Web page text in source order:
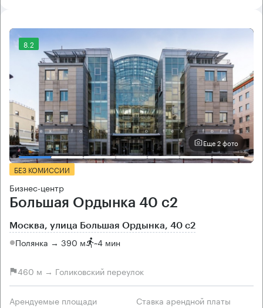
8.2
Еще 2 фото
БЕЗ КОМИССИИ
Бизнес-центр
Большая Ордынка 40 с2
Москва, улица Большая Ордынка, 40 с2
Полянка → 390 м ~4 мин
460 м → Голиковский переулок
Арендуемые площади Ставка арендной платы